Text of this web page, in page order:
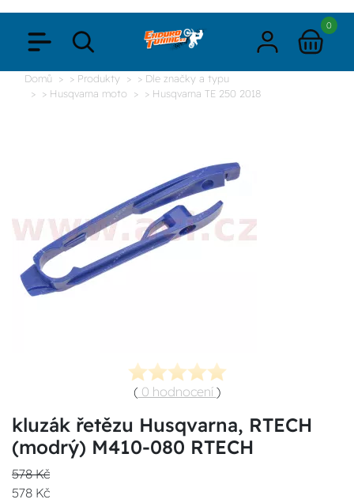
0
Domů > Produkty
> Dle značky a typu
> Husqvarna moto
> Husqvarna TE 250 2018
( 0 hodnocení )
kluzák řetězu Husqvarna, RTECH
(modrý) M410-080 RTECH
578 Kč
578 Kč